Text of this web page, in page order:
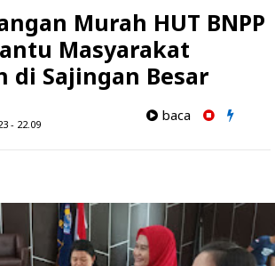
Murah HUT BNPP
Masyarakat
di Sajingan Besar
- 22.09
baca